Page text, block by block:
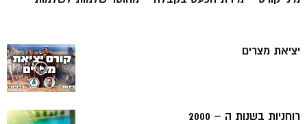
יציאת מצרים
רוחניות בשנות ה – 2000